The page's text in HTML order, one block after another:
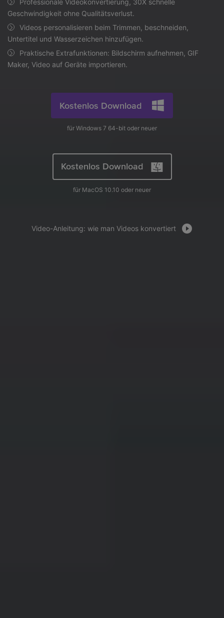
Video/Audio
Video/Audio
Bild
KI-Porträt
Ändern Sie den Videohintergrund
mit KI.
AI
Videoformat
Tech Specs
Eine vollständige Liste der unterstützten Formate, Geräte
und GPUs.
Updates von UniConverter
Ihr bester Video Converter
Der umfassende, verlustfreie und sichere Video Converter
mit hoher Geschwindigkeit.
JETZT KAUFEN
Suche
Professionale Videokonvertierung, 30X schnelle
Geschwindigkeit ohne Qualitätsverlust.
Videos personalisieren beim Trimmen, beschneiden,
Untertitel und Wasserzeichen hinzufügen.
Praktische Extrafunktionen: Bildschirm aufnehmen, GIF
Maker, Video auf Geräte importieren.
Kostenlos Download
für Windows 7 64-bit oder neuer
Kostenlos Download
für MacOS 10.10 oder neuer
Video-Anleitung: wie man Videos konvertiert